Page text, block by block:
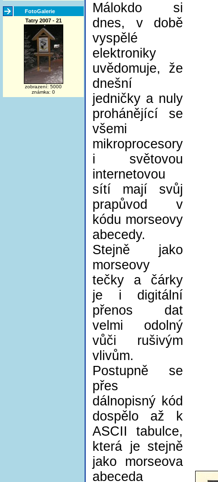
FotoGalerie
Tatry 2007 - 21
zobrazení: 5000
známka: 0
Málokdo si
dnes, v době
vyspělé
elektroniky
uvědomuje, že
dnešní
jedničky a nuly
prohánějící se
všemi
mikroprocesory
i světovou
internetovou
sítí mají svůj
prapůvod v
kódu morseovy
abecedy.
Stejně jako
morseovy
tečky a čárky
je i digitální
přenos dat
velmi odolný
vůči rušivým
vlivům.
Postupně se
přes
dálnopisný kód
dospělo až k
ASCII tabulce,
která je stejně
jako morseova
abeceda